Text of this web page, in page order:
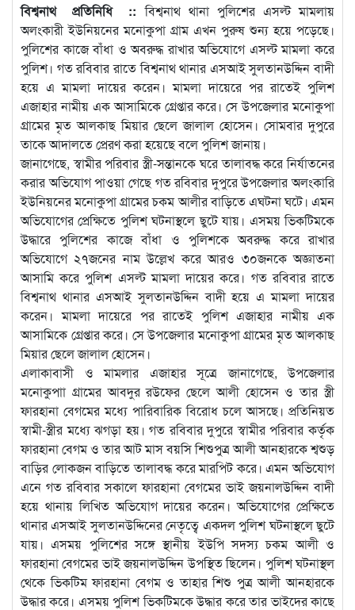
বিশ্বনাথ প্রতিনিধি :: বিশ্বনাথ থানা পুলিশের এসল্ট মামলায়
অলংকারী ইউনিয়নের মনোকুপা গ্রাম এখন পুরুষ শুন্য হয়ে পড়েছে।
পুলিশের কাজে বাঁধা ও অবরুদ্ধ রাখার অভিযোগে এসল্ট মামলা করে
পুলিশ। গত রবিবার রাতে বিশ্বনাথ থানার এসআই সুলতানউদ্দিন বাদী
হয়ে এ মামলা দায়ের করেন। মামলা দায়েরে পর রাতেই পুলিশ
এজাহার নামীয় এক আসামিকে গ্রেপ্তার করে। সে উপজেলার মনোকুপা
গ্রামের মৃত আলকাছ মিয়ার ছেলে জালাল হোসেন। সোমবার দুপুরে
তাকে আদালতে প্রেরণ করা হয়েছে বলে পুলিশ জানায়।
জানাগেছে, স্বামীর পরিবার স্ত্রী-সন্তানকে ঘরে তালাবদ্ধ করে নির্যাতনের
করার অভিযোগ পাওয়া গেছে গত রবিবার দুপুরে উপজেলার অলংকারি
ইউনিয়নের মনোকুপা গ্রামের চকম আলীর বাড়িতে এঘটনা ঘটে। এমন
অভিযোগের প্রেক্ষিতে পুলিশ ঘটনাস্থলে ছুটে যায়। এসময় ভিকটিমকে
উদ্ধারে পুলিশের কাজে বাঁধা ও পুলিশকে অবরুদ্ধ করে রাখার
অভিযোগে ২৭জনের নাম উল্লেখ করে আরও ৩০জনকে অজ্ঞাতনা
আসামি করে পুলিশ এসল্ট মামলা দায়ের করে। গত রবিবার রাতে
বিশ্বনাথ থানার এসআই সুলতানউদ্দিন বাদী হয়ে এ মামলা দায়ের
করেন। মামলা দায়েরে পর রাতেই পুলিশ এজাহার নামীয় এক
আসামিকে গ্রেপ্তার করে। সে উপজেলার মনোকুপা গ্রামের মৃত আলকাছ
মিয়ার ছেলে জালাল হোসেন।
এলাকাবাসী ও মামলার এজাহার সূত্রে জানাগেছে, উপজেলার
মনোকুপাা গ্রামের আবদুর রউফের ছেলে আলী হোসেন ও তার স্ত্রী
ফারহানা বেগমের মধ্যে পারিবারিক বিরোধ চলে আসছে। প্রতিনিয়ত
স্বামী-স্ত্রীর মধ্যে ঝগড়া হয়। গত রবিবার দুপুরে স্বামীর পরিবার কর্তৃক
ফারহানা বেগম ও তার আট মাস বয়সি শিশুপুত্র আলী আনহারকে শ্বশুড়
বাড়ির লোকজন বাড়িতে তালাবদ্ধ করে মারপিট করে। এমন অভিযোগ
এনে গত রবিবার সকালে ফারহানা বেগমের ভাই জয়নালউদ্দিন বাদী
হয়ে থানায় লিখিত অভিযোগ দায়ের করেন। অভিযোগের প্রেক্ষিতে
থানার এসআই সুলতানউদ্দিনের নেতৃত্বে একদল পুলিশ ঘটনাস্থলে ছুটে
যায়। এসময় পুলিশের সঙ্গে স্থানীয় ইউপি সদস্য চকম আলী ও
ফারহানা বেগমের ভাই জয়নালউদ্দিন উপস্থিত ছিলেন। পুলিশ ঘটনাস্থল
থেকে ভিকটিম ফারহানা বেগম ও তাহার শিশু পুত্র আলী আনহারকে
উদ্ধার করে। এসময় পুলিশ ভিকটিমকে উদ্ধার করে তার ভাইদের কাছে